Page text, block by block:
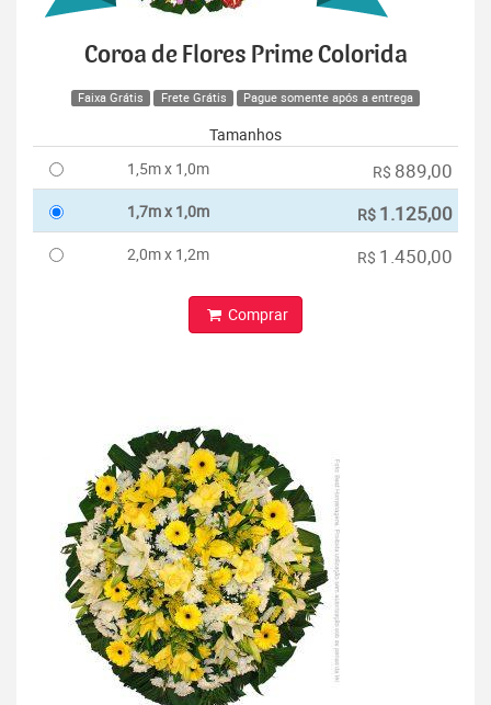
Coroa de Flores Prime Colorida
Faixa Grátis Frete Grátis Pague somente após a entrega
Tamanhos
1,5m x 1,0m
R$ 889,00
1,7m x 1,0m R$ 1.125,00
2,0m x 1,2m R$ 1.450,00
Comprar